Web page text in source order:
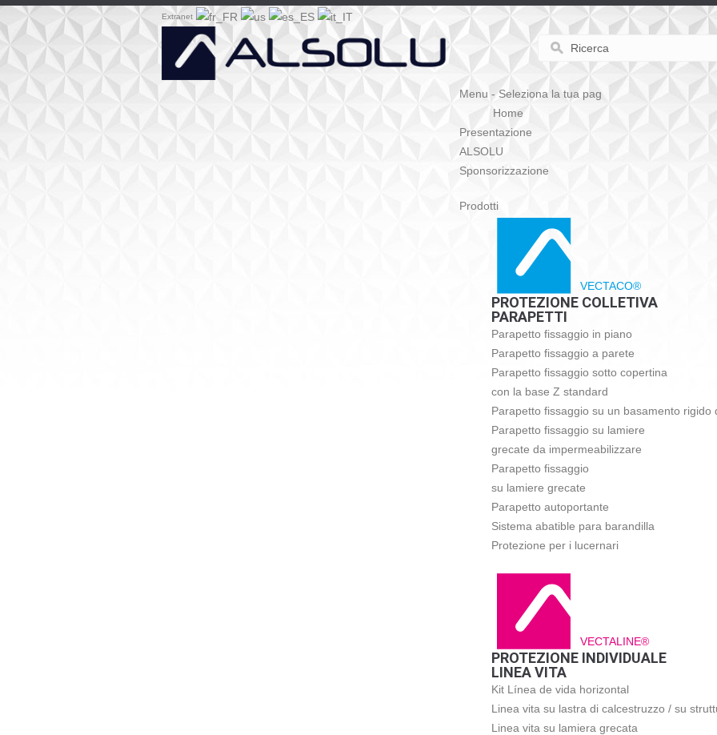
Extranet
Menu - Seleziona la tua pag
Home
Presentazione
ALSOLU
Sponsorizzazione
Prodotti
VECTACO®
PROTEZIONE COLLETIVA
PARAPETTI
Parapetto fissaggio in piano
Parapetto fissaggio a parete
Parapetto fissaggio sotto copertina
con la base Z standard
Parapetto fissaggio su un basamento
Parapetto fissaggio su lamiere
grecate da impermeabilizzare
Parapetto fissaggio
su lamiere grecate
Parapetto autoportante
Sistema abatible para barandilla
Protezione per i lucernari
VECTALINE®
PROTEZIONE INDIVIDUALE
LINEA VITA
Kit Línea de vida horizontal
Linea vita su lastra di calcestruzzo / su
Linea vita su lamiera grecata